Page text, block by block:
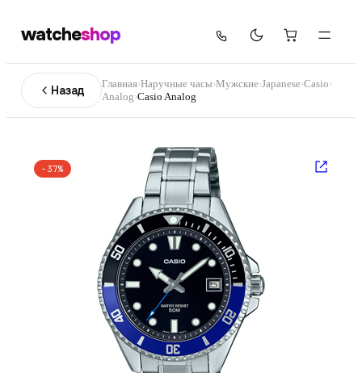
watcheshop
Назад Главная›Наручные часы›Мужские›Japanese›Casio›
Analog›Casio Analog
− 37%